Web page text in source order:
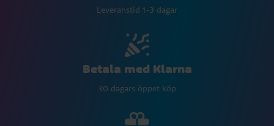
Leveranstid 1-3 dagar
Betala med Klarna
30 dagars öppet köp